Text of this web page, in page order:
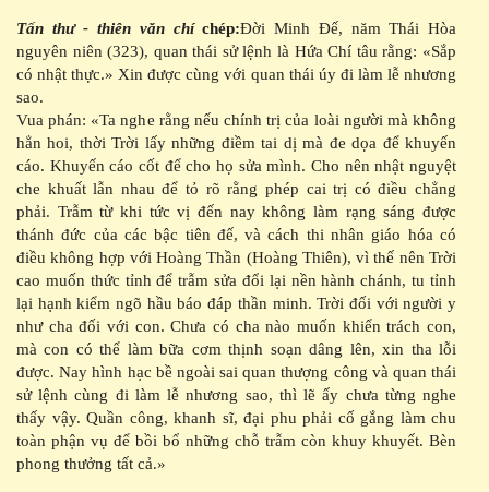
Tấn thư - thiên văn chíchép:Đời Minh Đế, năm Thái Hòa
nguyên niên (323), quan thái sử lệnh là Hứa Chí tâu rằng: «Sắp
có nhật thực.» Xin được cùng với quan thái úy đi làm lễ nhương
sao.
Vua phán: «Ta nghe rằng nếu chính trị của loài người mà không
hẳn hoi, thời Trời lấy những điềm tai dị mà đe dọa để khuyến
cáo. Khuyến cáo cốt để cho họ sửa mình. Cho nên nhật nguyệt
che khuất lẫn nhau để tỏ rõ rằng phép cai trị có điều chẳng
phải. Trẫm từ khi tức vị đến nay không làm rạng sáng được
thánh đức của các bậc tiên đế, và cách thi nhân giáo hóa có
điều không hợp với Hoàng Thần (Hoàng Thiên), vì thế nên Trời
cao muốn thức tỉnh để trẫm sửa đổi lại nền hành chánh, tu tỉnh
lại hạnh kiểm ngõ hầu báo đáp thần minh. Trời đối với người y
như cha đối với con. Chưa có cha nào muốn khiển trách con,
mà con có thể làm bữa cơm thịnh soạn dâng lên, xin tha lỗi
được. Nay hình hạc bề ngoài sai quan thượng công và quan thái
sử lệnh cùng đi làm lễ nhương sao, thì lẽ ấy chưa từng nghe
thấy vậy. Quần công, khanh sĩ, đại phu phải cố gắng làm chu
toàn phận vụ để bồi bổ những chỗ trẫm còn khuy khuyết. Bèn
phong thưởng tất cả.»